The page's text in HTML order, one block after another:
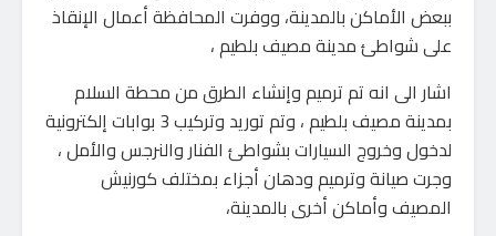
ببعض الأماكن بالمدينة، ووفرت المحافظة أعمال الإنقاذ
على شواطئ مدينة مصيف بلطيم ،
اشار الى انه تم ترميم وإنشاء الطرق من محطة السلام
بمدينة مصيف بلطيم ، وتم توريد وتركيب 3 بوابات إلكترونية
لدخول وخروج السيارات بشواطئ الفنار والنرجس والأمل ،
وجرت صيانة وترميم ودهان أجزاء بمختلف كورنيش
المصيف وأماكن أخرى بالمدينة،